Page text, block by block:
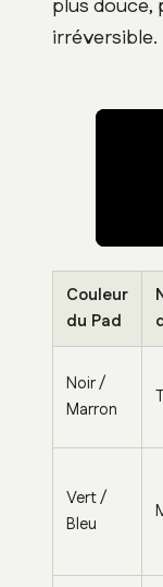
plus douce,
irréversible.
Couleur
du Pad
Noir /
Marron
Vert /
Bleu